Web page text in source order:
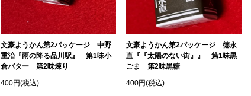
文豪ようかん第2パッケージ 中野
重治『雨の降る品川駅』 第1味小
倉バター 第2味煉り
400円(税込)
文豪ようかん第2パッケージ 徳永
直『『太陽のない街』』 第1味黒
ごま 第2味黒糖
400円(税込)